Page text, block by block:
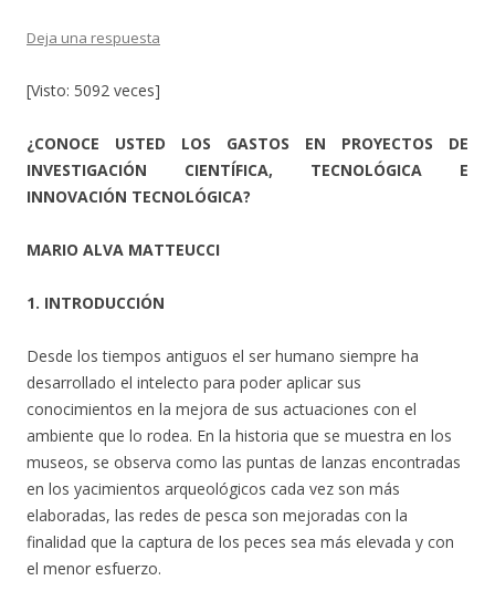
Deja una respuesta
[Visto: 5092 veces]
¿CONOCE USTED LOS GASTOS EN PROYECTOS DE
INVESTIGACIÓN CIENTÍFICA, TECNOLÓGICA E
INNOVACIÓN TECNOLÓGICA?
MARIO ALVA MATTEUCCI
1. INTRODUCCIÓN
Desde los tiempos antiguos el ser humano siempre ha
desarrollado el intelecto para poder aplicar sus
conocimientos en la mejora de sus actuaciones con el
ambiente que lo rodea. En la historia que se muestra en los
museos, se observa como las puntas de lanzas encontradas
en los yacimientos arqueológicos cada vez son más
elaboradas, las redes de pesca son mejoradas con la
finalidad que la captura de los peces sea más elevada y con
el menor esfuerzo.